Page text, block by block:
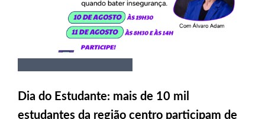
Dia do Estudante: mais de 10 mil
estudantes da região centro participam de